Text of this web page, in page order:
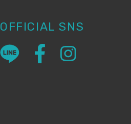
OFFICIAL SNS